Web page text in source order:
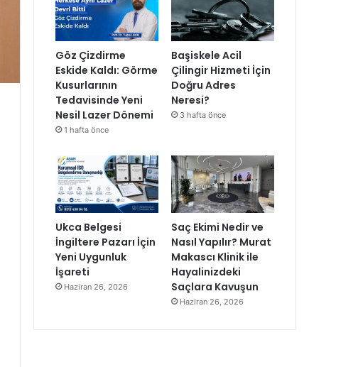
Göz Çizdirme
Eskide Kaldı: Görme
Kusurlarının
Tedavisinde Yeni
Nesil Lazer Dönemi
1 hafta önce
Başiskele Acil
Çilingir Hizmeti İçin
Doğru Adres
Neresi?
3 hafta önce
Ukca Belgesi
İngiltere Pazarı İçin
Yeni Uygunluk
İşareti
Haziran 26, 2026
Saç Ekimi Nedir ve
Nasıl Yapılır? Murat
Makascı Klinik ile
Hayalinizdeki
Saçlara Kavuşun
Haziran 26, 2026